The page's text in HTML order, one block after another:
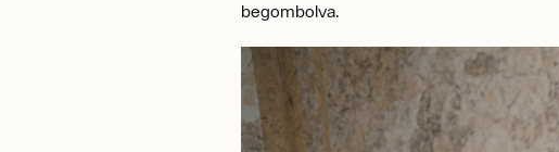
begombolva.